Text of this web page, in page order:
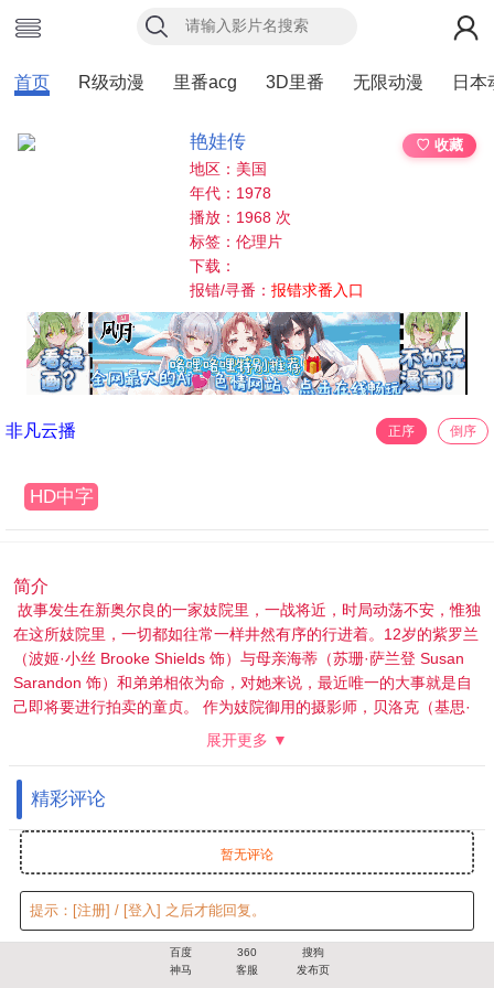
首页 R级动漫 里番acg 3D里番 无限动漫 日本
艳娃传
♡ 收藏
地区：美国
年代：1978
播放：1968 次
标签：伦理片
下载：
报错/寻番：报错求番入口
非凡云播 正序 倒序
HD中字
简介
故事发生在新奥尔良的一家妓院里，一战将近，时局动荡不安，惟独
在这所妓院里，一切都如往常一样井然有序的行进着。12岁的紫罗兰
（波姬·小丝 Brooke Shields 饰）与母亲海蒂（苏珊·萨兰登 Susan
Sarandon 饰）和弟弟相依为命，对她来说，最近唯一的大事就是自
己即将要进行拍卖的童贞。 作为妓院御用的摄影师，贝洛克（基思·
卡拉丹 Keith Carradine 饰）显得和开放的大环境有些格格不入，他
上了一个有钱人，随即带着儿子离开了妓院，紫罗兰成为了被抛弃的
那一个。在紫罗兰走投无路的时候，贝洛克收留了她，两人开始了同
居的生活，可是紫罗兰乖僻的性格让贝洛克无法忍受，这段感情最终
以分手告终。然而，此时的两人并不知道的是，这只是他们漫长情感
纠葛的开始。
展开更多 ▼
精彩评论
暂无评论
提示： [注册] / [登入] 之后才能回复。
百度 360
搜狗
神马
客服 发布页